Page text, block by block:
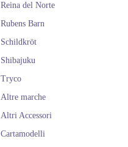
Reina del Norte
Rubens Barn
Schildkröt
Shibajuku
Tryco
Altre marche
Altri Accessori
Cartamodelli